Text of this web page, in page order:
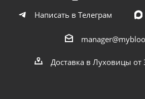
Написать в Телеграм
Доставка в Луховицы от